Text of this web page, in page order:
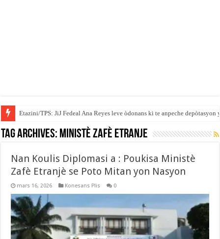
Etazini/TPS: JiJ Fedeal Ana Reyes leve òdonans ki te anpeche depòtasyon
Tag Archives: ministè zafè etranje
Nan Koulis Diplomasi a : Poukisa Ministè
Zafè Etranjè se Poto Mitan yon Nasyon
mars 16, 2026 Konesans Plis 0